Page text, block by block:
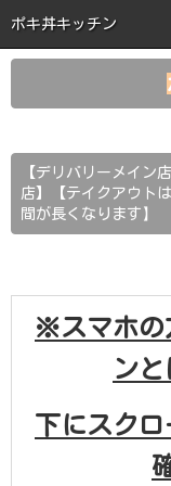
ポキ丼キッチン
【デリバリーメイン
店】【テイクアウト
間が長くなります 】
※スマホの
ン
下にスク
商品紹介
注文はこちら
お問い合わせ